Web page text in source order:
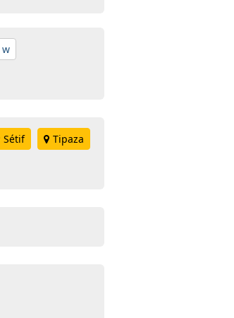
w
Sétif Tipaza